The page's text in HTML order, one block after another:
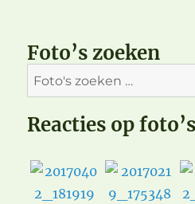
Foto’s zoeken
Reacties op foto’s